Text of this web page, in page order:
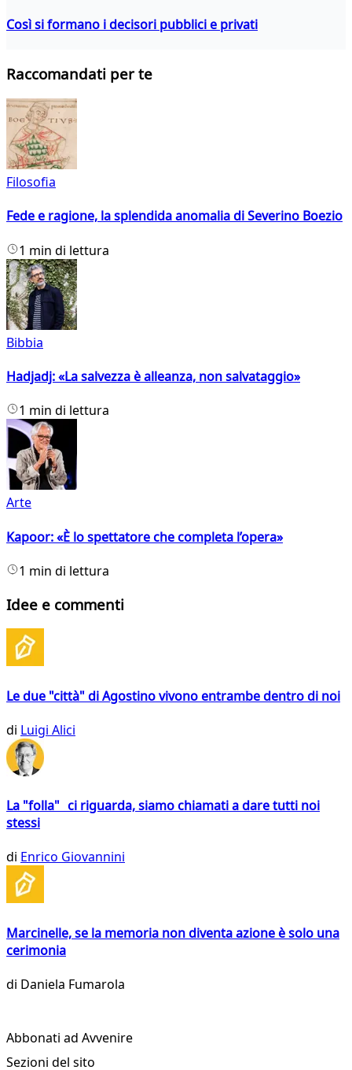
Così si formano i decisori pubblici e privati
Raccomandati per te
Filosofia
Fede e ragione, la splendida anomalia di Severino Boezio
1 min di lettura
Bibbia
Hadjadj: «La salvezza è alleanza, non salvataggio»
1 min di lettura
Arte
Kapoor: «È lo spettatore che completa l’opera»
1 min di lettura
Idee e commenti
Le due "città" di Agostino vivono entrambe dentro di noi
di Luigi Alici
La "folla" ci riguarda, siamo chiamati a dare tutti noi
stessi
di Enrico Giovannini
Marcinelle, se la memoria non diventa azione è solo una
cerimonia
di Daniela Fumarola
Abbonati ad Avvenire
Sezioni del sito